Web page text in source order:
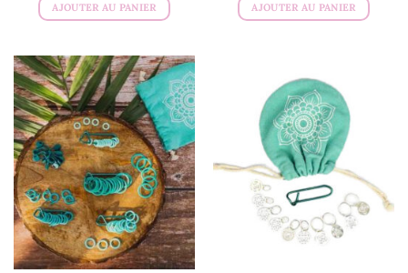
AJOUTER AU PANIER AJOUTER AU PANIER